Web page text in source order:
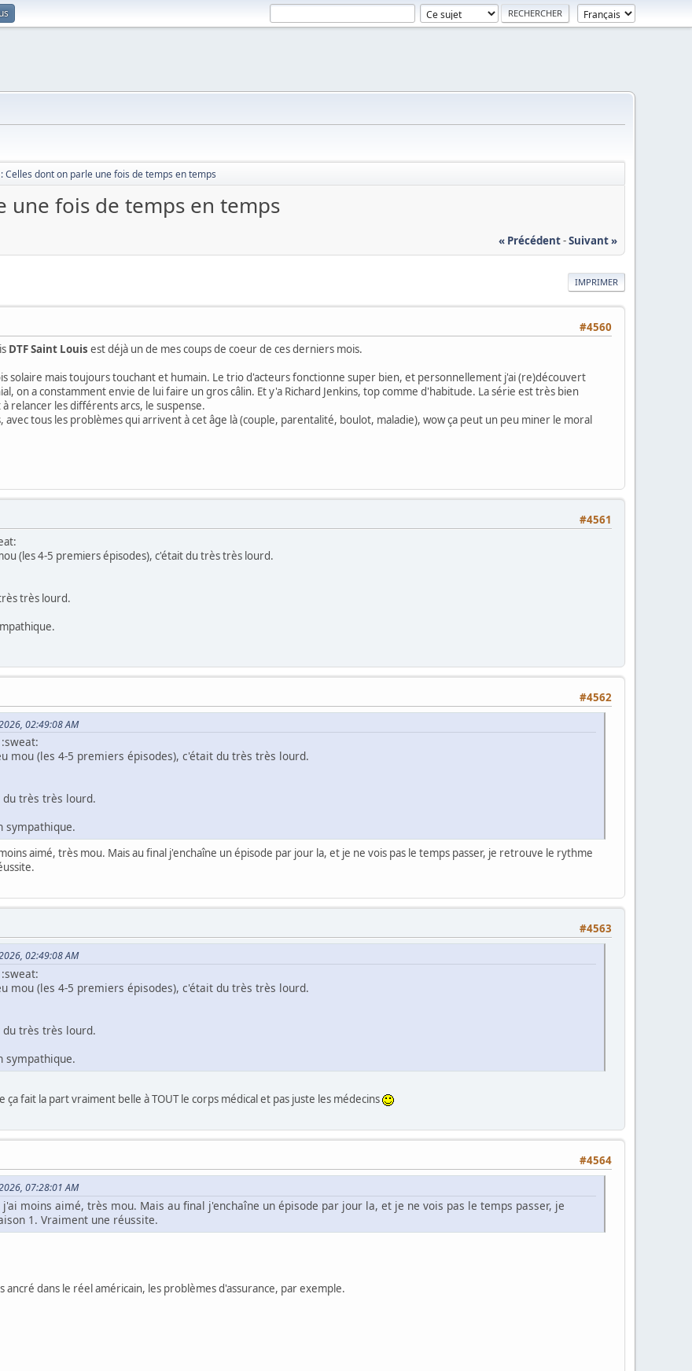
Celles dont on parle une fois de temps en temps
une fois de temps en temps
« Précédent-Suivant »
IMPRIMER
#4560
DTF Saint Louis est déjà un de mes coups de coeur de ces derniers mois.
solaire mais toujours touchant et humain. Le trio d'acteurs fonctionne super bien, et personnellement j'ai (re)découvert
on a constamment envie de lui faire un gros câlin. Et y'a Richard Jenkins, top comme d'habitude. La série est très bien
relancer les différents arcs, le suspense.
avec tous les problèmes qui arrivent à cet âge là (couple, parentalité, boulot, maladie), wow ça peut un peu miner le moral
#4561
(les 4-5 premiers épisodes), c'était du très très lourd.
très lourd.
#4562
02:49:08 AM
mou (les 4-5 premiers épisodes), c'était du très très lourd.
très très lourd.
sympathique.
aimé, très mou. Mais au final j'enchaîne un épisode par jour la, et je ne vois pas le temps passer, je retrouve le rythme
#4563
02:49:08 AM
mou (les 4-5 premiers épisodes), c'était du très très lourd.
très très lourd.
sympathique.
ça fait la part vraiment belle à TOUT le corps médical et pas juste les médecins
#4564
07:28:01 AM
moins aimé, très mou. Mais au final j'enchaîne un épisode par jour la, et je ne vois pas le temps passer, je
1. Vraiment une réussite.
ancré dans le réel américain, les problèmes d'assurance, par exemple.